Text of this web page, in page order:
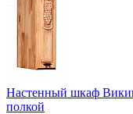
Настенный шкаф
полкой